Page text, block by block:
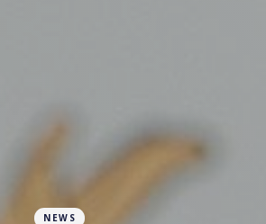
NEWS